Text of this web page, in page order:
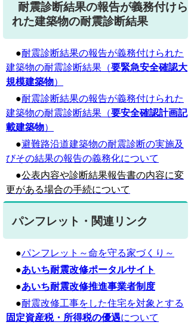
耐震診断結果の報告が義務付けら
れた建築物の耐震診断結果
●耐震診断結果の報告が義務付けられた
建築物の耐震診断結果 （要緊急安全確認大
規模建築物）
●耐震診断結果の報告が義務付けられた
建築物の耐震診断結果（要安全確認計画記
載建築物）
●避難路沿道建築物の耐震診断の実施及
びその結果の報告の義務化について
●公表内容や診断結果報告書の内容に変
更がある場合の手続について
パンフレット・関連リンク
●パンフレット～命を守る家づくり～
●あいち耐震改修ポータルサイト
●あいち耐震改修推進事業者制度
●耐震改修工事をした住宅を対象とする
固定資産税・所得税の優遇について